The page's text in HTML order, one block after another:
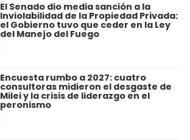
El Senado dio media sanción a la
Inviolabilidad de la Propiedad Privada:
el Gobierno tuvo que ceder en la Ley
del Manejo del Fuego
Encuesta rumbo a 2027: cuatro
consultoras midieron el desgaste de
Milei y la crisis de liderazgo en el
peronismo